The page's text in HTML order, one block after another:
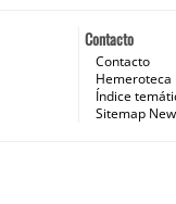
Contacto
Contacto
Hemeroteca
Índice
Sitemap